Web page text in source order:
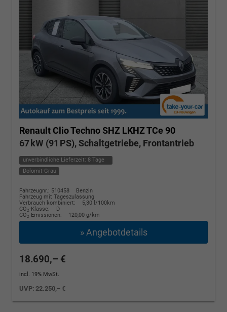
Renault ClioTechno SHZ LKHZ TCe 90
67 kW (91 PS), Schaltgetriebe, Frontantrieb
unverbindliche Lieferzeit: 8 Tage
Dolomit-Grau
Fahrzeugnr.: 510458
Benzin
Fahrzeug mit Tageszulassung
Verbrauch kombiniert:
5,30 l/100km
CO2-Klasse:
D
CO2-Emissionen: 120,00 g/km
» Angebotdetails
18.690,– €
incl. 19% MwSt.
UVP:22.250,– €